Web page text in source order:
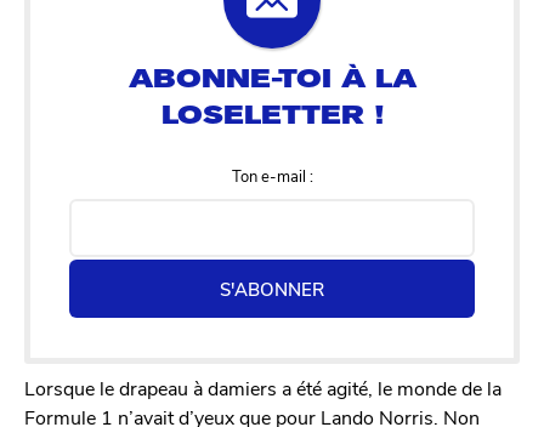
Ton e-mail :
S'ABONNER
Lorsque le drapeau à damiers a été agité, le monde de la
Formule 1 n’avait d’yeux que pour Lando Norris. Non